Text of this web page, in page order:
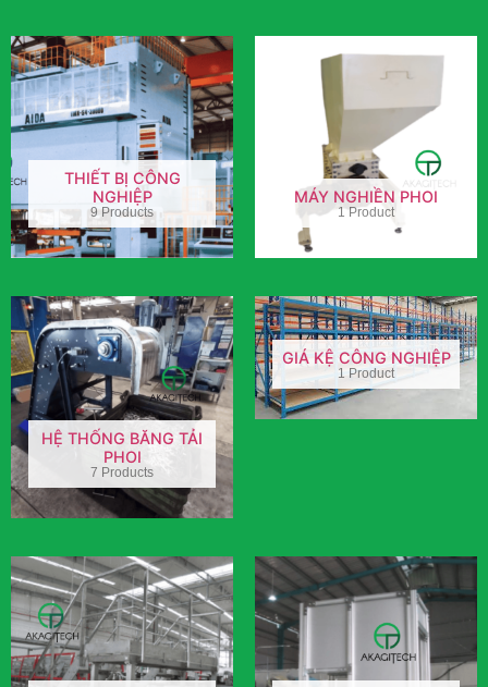
THIẾT BỊ CÔNG
NGHIỆP
9 Products
MÁY NGHIỀN PHOI
1 Product
HỆ THỐNG BĂNG TẢI
PHOI
7 Products
GIÁ KỆ CÔNG NGHIỆP
1 Product